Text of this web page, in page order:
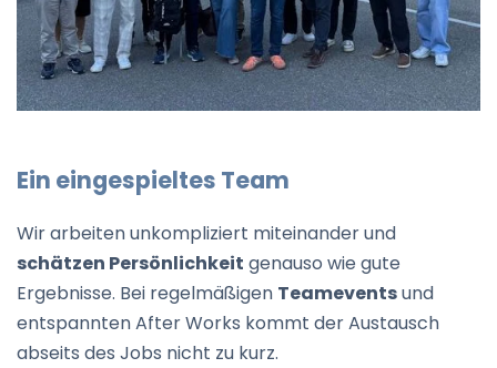
Ein eingespieltes Team
Wir arbeiten unkompliziert miteinander und
schätzen Persönlichkeit genauso wie gute
Ergebnisse. Bei regelmäßigen Teameventsund
entspannten After Works kommt der Austausch
abseits des Jobs nicht zu kurz.